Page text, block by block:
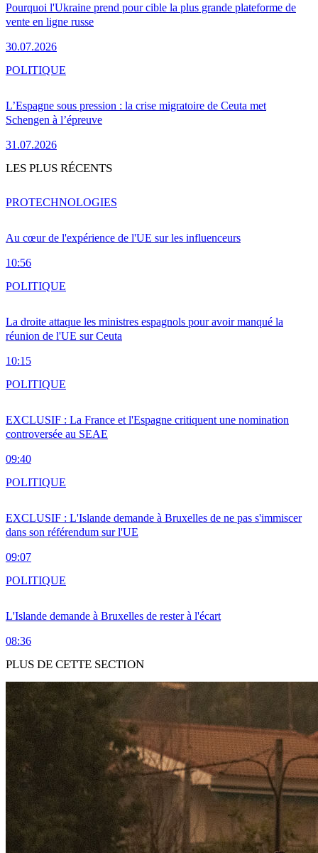
Pourquoi l'Ukraine prend pour cible la plus grande plateforme de
vente en ligne russe
30.07.2026
L’Espagne sous pression : la crise migratoire de Ceuta met
Schengen à l’épreuve
31.07.2026
POLITIQUE
LES PLUS RÉCENTS
Au cœur de l'expérience de l'UE sur les influenceurs
10:56
PROTECHNOLOGIES
La droite attaque les ministres espagnols pour avoir manqué la
réunion de l'UE sur Ceuta
10:15
POLITIQUE
EXCLUSIF : La France et l'Espagne critiquent une nomination
controversée au SEAE
09:40
POLITIQUE
EXCLUSIF : L'Islande demande à Bruxelles de ne pas s'immiscer
dans son référendum sur l'UE
09:07
POLITIQUE
L'Islande demande à Bruxelles de rester à l'écart
08:36
POLITIQUE
PLUS DE CETTE SECTION